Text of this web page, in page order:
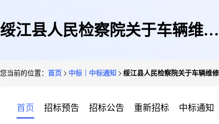
绥江县人民检察院关于车辆维修
您当前的位置： 首页 中标｜中标通知 绥江县人民检察院关于车辆维
首页 招标预告 招标公告 重新招标 中标通知